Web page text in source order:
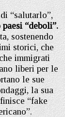
“salutarlo”,
“deboli”.
sostenendo
storici, che
immigrati
liberi per le
le sue
la sua
“fake